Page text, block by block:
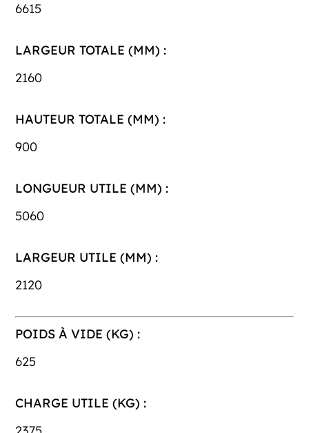
6615
LARGEUR TOTALE (MM) :
2160
HAUTEUR TOTALE (MM) :
900
LONGUEUR UTILE (MM) :
5060
LARGEUR UTILE (MM) :
2120
POIDS À VIDE (KG) :
625
CHARGE UTILE (KG) :